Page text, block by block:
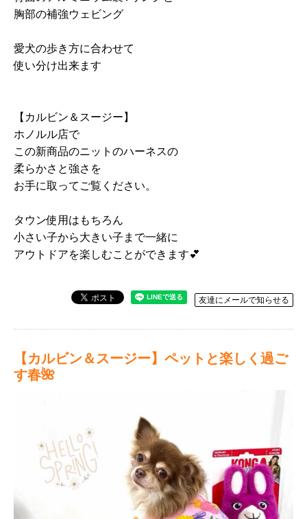
胸部の補強ウェビング
愛犬の歩き方に合わせて
使い分け出来ます
【カルビン＆スージー】
ホノルル店で
この新商品のニットのハーネスの
柔らかさと強さを
お手に取ってご覧ください。
タウン使用はもちろん
小さい子から大きい子まで一緒に
アウトドアを楽しむことができます💕
友達にメールで知らせる
【カルビン＆スージー】ペットと楽しく過ご
す春🌺